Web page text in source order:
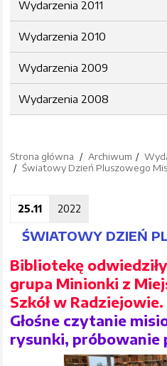
Wydarzenia 2011
Wydarzenia 2010
Wydarzenia 2009
Wydarzenia 2008
Strona główna Archiwum
Światowy Dzień Pluszowego
25.11 2022
ŚWIATOWY DZIEŃ
Bibliotekę
grupa Minionki z
Szkół w Radziejowie.
Głośne czytanie
rysunki, próbowanie